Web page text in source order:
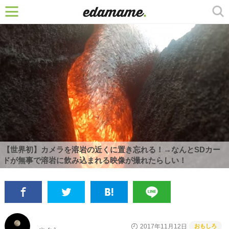
【世界初】カメラを溶岩の近くに置き忘れる！→なんとSDカー
ドが無事で溶岩に飲み込まれる映像が撮れたらしい！
2017年11月12日 おもしろ